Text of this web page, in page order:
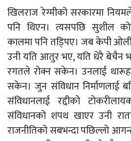
खिलराज रेग्मीको सरकारमा
पनि थिएन। त्यसपछि सुशील
कालमा पनि तडि्पए। जब केपी
उनी यति आतुर भए, यति धेरै बेचैन
रगतले रोक्न सकेन। उनलाई
सकेन। जुन संविधान निर्माणलाई
संविधानलाई रद्दीको
संविधानको शपथ खाएर उनी
राजनीतिको सबभन्दा पछिल्लो